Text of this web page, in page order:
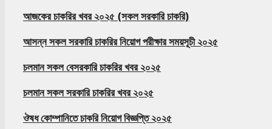
আজকের চাকরির খবর ২০২৫ (সকল সরকারি চাকরি)
আসন্ন সকল সরকারি চাকরির নিয়োগ পরীক্ষার সময়সূচী ২০২৫
চলমান সকল বেসরকারি চাকরির খবর ২০২৫
চলমান সকল সরকারি চাকরির খবর ২০২৫
ঔষধ কোম্পানিতে চাকরি নিয়োগ বিজ্ঞপ্তি ২০২৫